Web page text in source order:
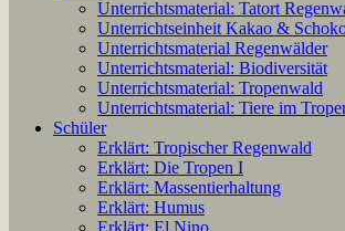
Unterrichtsmaterial: Tatort
Unterrichtseinheit Kakao &
Unterrichtsmaterial Regenwälder
Unterrichtsmaterial: Biodiversität
Unterrichtsmaterial: Tropenwald
Unterrichtsmaterial: Tiere im
Schüler
Erklärt: Tropischer Regenwald
Erklärt: Die Tropen I
Erklärt: Massentierhaltung
Erklärt: Humus
Erklärt: El Nino